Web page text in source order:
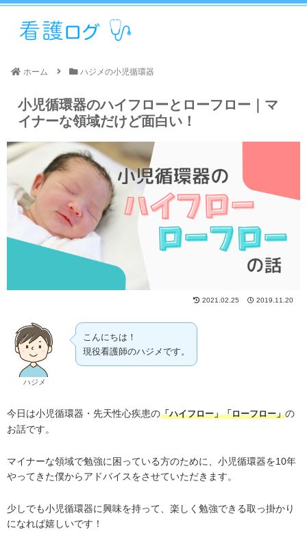
ホーム ハジメの小児循環器
小児循環器のハイフローとローフロー｜マ
イナーな領域だけど面白い！
2021.02.25 2019.11.20
ハジメ
こんにちは！
現役看護師のハジメです。
今日は小児循環器・先天性心疾患の「ハイフロー」「ローフロー」の
お話です。
マイナーな領域で勉強に困っている方のために、小児循環器を10年
やってきた僕からアドバイスをさせていただきます。
少しでも小児循環器に興味を持って、楽しく勉強できる取っ掛かり
になれば嬉しいです！